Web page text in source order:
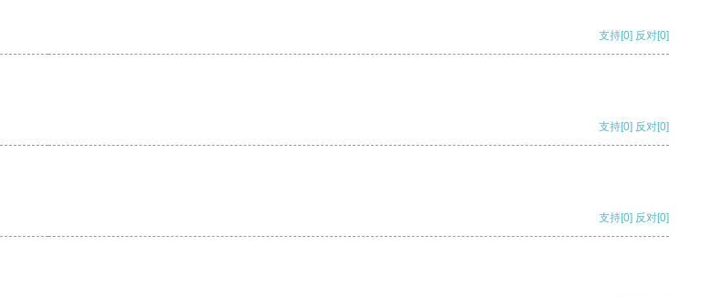
支持[0] 反对[0]
支持[0] 反对[0]
支持[0] 反对[0]